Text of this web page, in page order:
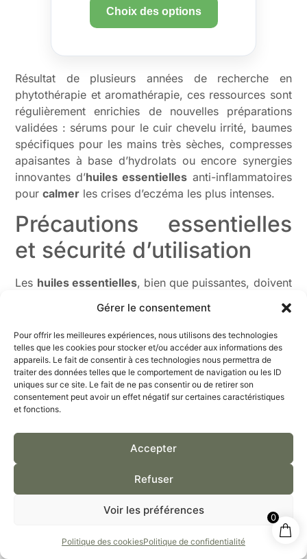
Gérer le consentement
Pour offrir les meilleures expériences, nous utilisons des technologies
telles que les cookies pour stocker et/ou accéder aux informations des
appareils. Le fait de consentir à ces technologies nous permettra de
traiter des données telles que le comportement de navigation ou les ID
uniques sur ce site. Le fait de ne pas consentir ou de retirer son
consentement peut avoir un effet négatif sur certaines caractéristiques
et fonctions.
Accepter
Refuser
Voir les préférences
Politique des cookiesPolitique de confidentialité
0
Choix des options
Résultat de plusieurs années de recherche en
phytothérapie et aromathérapie, ces ressources sont
régulièrement enrichies de nouvelles préparations
validées : sérums pour le cuir chevelu irrité, baumes
spécifiques pour les mains très sèches, compresses
apaisantes à base d’hydrolats ou encore synergies
innovantes d’huiles essentielles anti-inflammatoires
pourcalmer les crises d’eczéma les plus intenses.
Précautions essentielles
et sécurité d’utilisation
Les huiles essentielles, bien que puissantes, doivent
d’aggraver l’eczéma. Une approche rigoureuse
d’aromathérapiepermet de bénéficier de leurs
propriétés tout en protégeant votre peau.